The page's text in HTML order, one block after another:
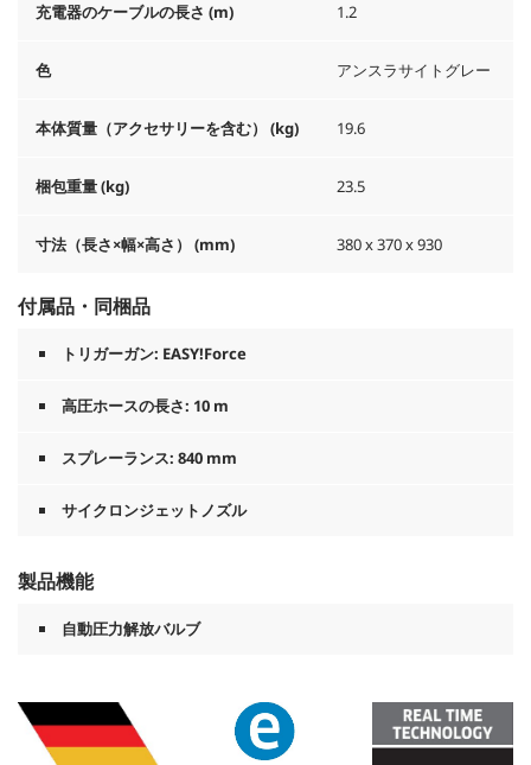
充電器のケーブルの長さ (m) 1.2
色 アンスラサイトグレー
本体質量（アクセサリーを含む） (kg) 19.6
梱包重量 (kg) 23.5
寸法（長さ×幅×高さ） (mm) 380 x 370 x 930
付属品・同梱品
トリガーガン: EASY!Force
高圧ホースの長さ: 10 m
スプレーランス: 840 mm
サイクロンジェットノズル
製品機能
自動圧力解放バルブ